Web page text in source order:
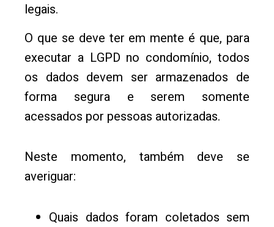
legais.
O que se deve ter em mente é que, para
executar a LGPD no condomínio, todos
os dados devem ser armazenados de
forma segura e serem somente
acessados por pessoas autorizadas.
Neste momento, também deve se
averiguar:
Quais dados foram coletados sem